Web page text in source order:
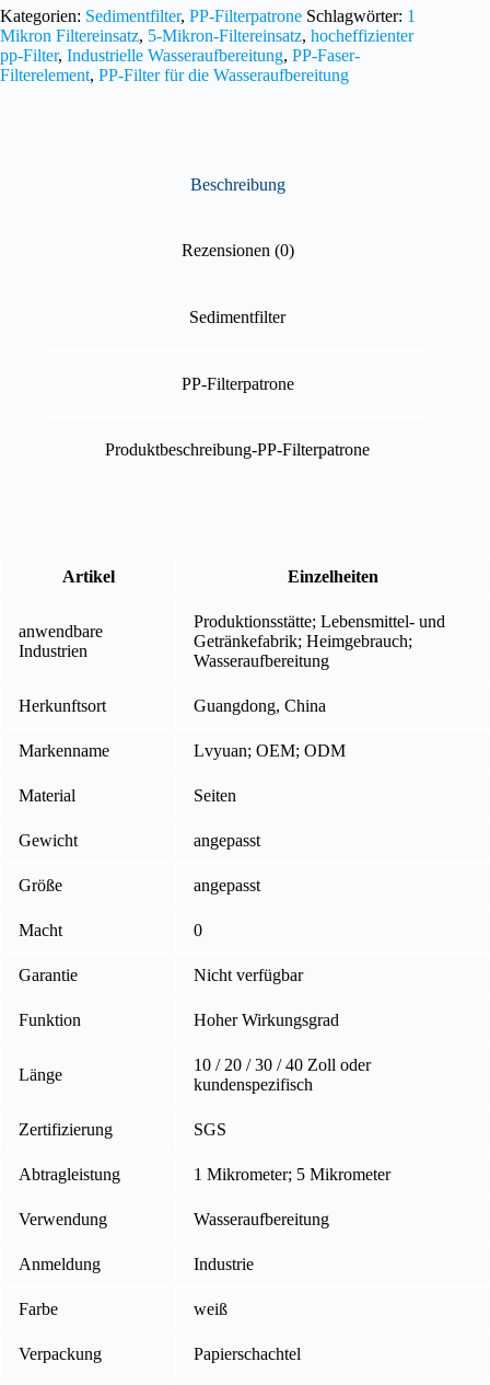
Kategorien: Sedimentfilter, PP-Filterpatrone Schlagwörter: 1
Mikron Filtereinsatz, 5-Mikron-Filtereinsatz, hocheffizienter
pp-Filter, Industrielle Wasseraufbereitung, PP-Faser-
Filterelement, PP-Filter für die Wasseraufbereitung
Beschreibung
Rezensionen (0)
Sedimentfilter
PP-Filterpatrone
Produktbeschreibung-PP-Filterpatrone
Artikel Einzelheiten
anwendbare
Industrien
Produktionsstätte; Lebensmittel- und
Getränkefabrik; Heimgebrauch;
Wasseraufbereitung
Herkunftsort Guangdong, China
Markenname Lvyuan; OEM; ODM
Material Seiten
Gewicht angepasst
Größe angepasst
Macht 0
Garantie Nicht verfügbar
Funktion Hoher Wirkungsgrad
Länge
10 / 20 / 30 / 40 Zoll oder
kundenspezifisch
Zertifizierung SGS
Abtragleistung 1 Mikrometer; 5 Mikrometer
Verwendung Wasseraufbereitung
Anmeldung Industrie
Farbe weiß
Verpackung Papierschachtel